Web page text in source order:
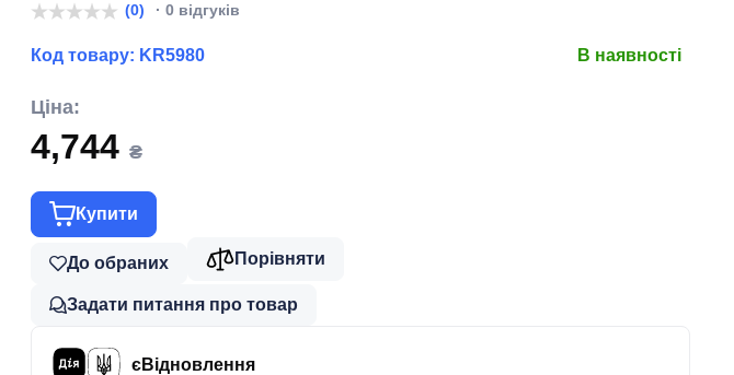
(0) · 0 відгуків
Код товару: KR5980 В наявності
Ціна:
4,744 ₴
Купити
До обраних Порівняти
Задати питання про товар
єВідновлення